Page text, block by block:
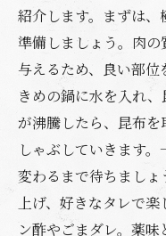
紹介します。まずは
準備しましょう。肉
与えるため、良い部
きめの鍋に水を入れ
が沸騰したら、昆布
しゃぶしていきます
変わるまで待ちましょ
上げ、好きなタレで
ン酢やごまダレ。薬